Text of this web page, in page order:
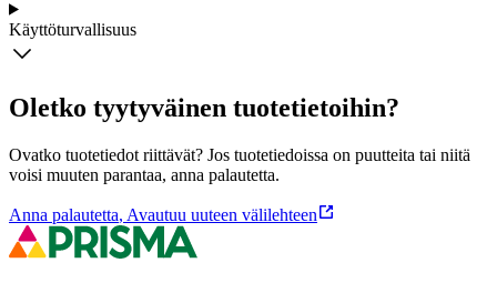
Käyttöturvallisuus
Oletko tyytyväinen tuotetietoihin?
Ovatko tuotetiedot riittävät? Jos tuotetiedoissa on puutteita tai niitä
voisi muuten parantaa, anna palautetta.
Anna palautetta, Avautuu uuteen välilehteen